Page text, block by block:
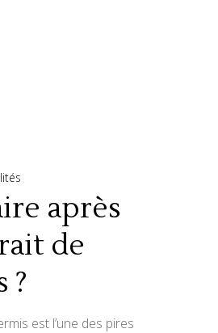
après
de
?
est l’une des pires